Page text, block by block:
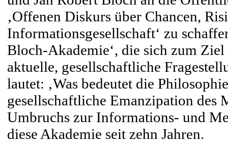
‚Offenen Diskurs über Chancen,
Informationsgesellschaft‘ zu
Bloch-Akademie‘, die sich zum
aktuelle, gesellschaftliche
lautet: ‚Was bedeutet die
gesellschaftliche Emanzipation des
Umbruchs zur Informations- und
diese Akademie seit zehn Jahren.